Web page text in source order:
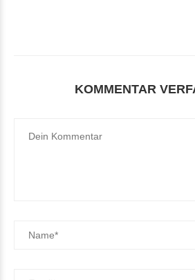
KOMMENTAR